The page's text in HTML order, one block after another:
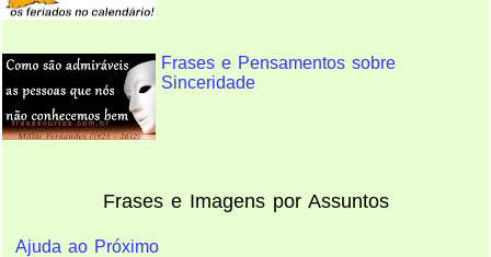
Frases e Pensamentos sobre
Sinceridade
Frases e Imagens por Assuntos
Ajuda ao Próximo